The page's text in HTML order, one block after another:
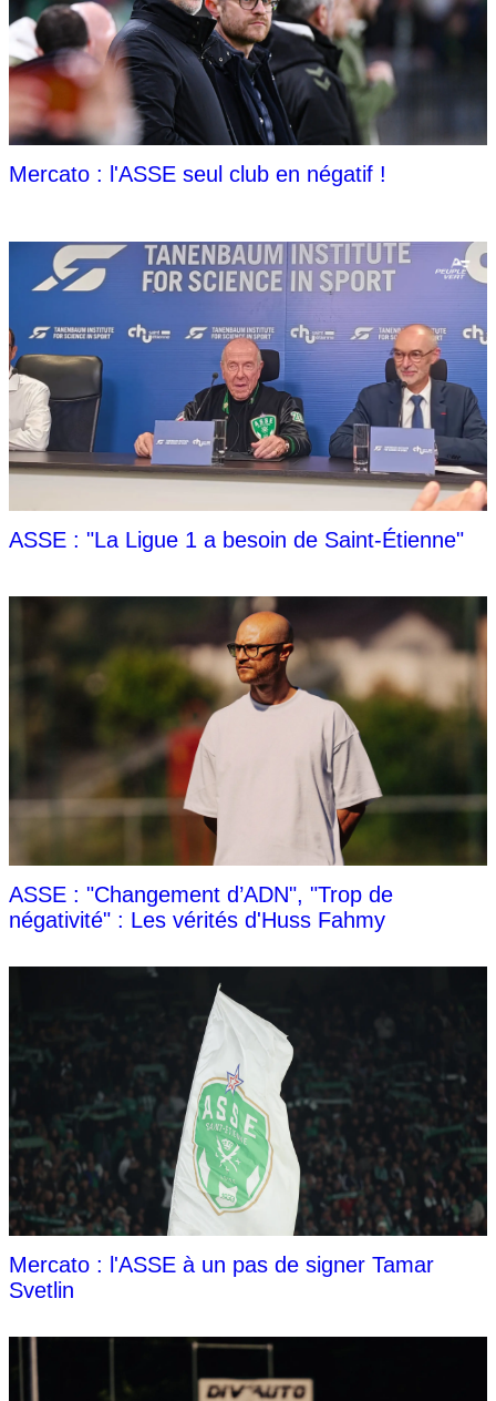
Mercato : l'ASSE seul club en négatif !
ASSE : "La Ligue 1 a besoin de Saint-Étienne"
ASSE : "Changement d’ADN", "Trop de
négativité" : Les vérités d'Huss Fahmy
Mercato : l'ASSE à un pas de signer Tamar
Svetlin